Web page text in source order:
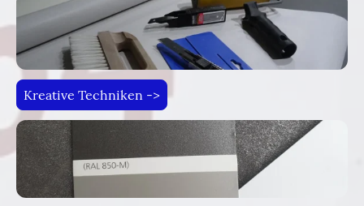
Kreative Techniken ->